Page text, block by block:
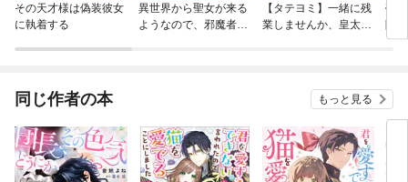
その天才様は偽装彼女
に執着する
異世界から聖女が来る
ようなので、邪魔者は
【タテヨミ】一緒に残
業しませんか、皇太子
売
隣
れる
同じ作者の本 もっと見る